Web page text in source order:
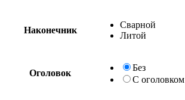
Наконечник
Сварной
Литой
Оголовок
Без
С оголовком